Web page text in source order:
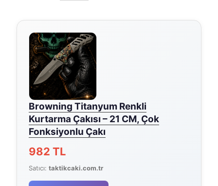
Browning Titanyum Renkli
Kurtarma Çakısı – 21 CM, Çok
Fonksiyonlu Çakı
982 TL
Satıcı:taktikcaki.com.tr